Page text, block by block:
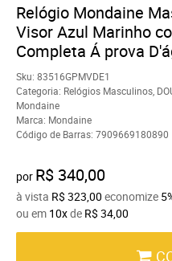
Relógio Mondaine
Visor Azul Marinho
Completa Á prova
Sku: 83516GPMVDE1
Categoria: Relógios Masculinos
Mondaine
Marca: Mondaine
Código de Barras: 7909669180890
por R$ 340,00
à vista R$ 323,00 economize
ou em 10xde R$ 34,00